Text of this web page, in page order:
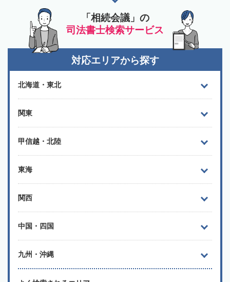
「相続会議」の
司法書士検索サービス
対応エリアから探す
北海道・東北
関東
甲信越・北陸
東海
関西
中国・四国
九州・沖縄